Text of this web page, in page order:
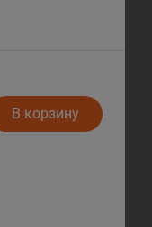
В корзину